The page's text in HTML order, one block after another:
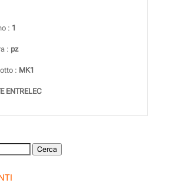
: 1
: pz
: MK1
ENTRELEC
Cerca